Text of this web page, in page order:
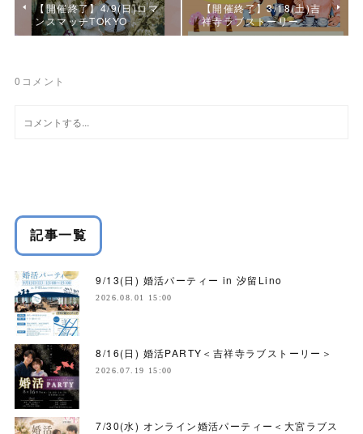
【開催終了】4/9(日)ロマ
ンスマッチTOKYO
【開催終了】3/18(土)吉
祥寺ラブストーリー
0 コメント
記事一覧
9/13(日) 婚活パーティー in 汐留Lino
2026.08.01 15:00
8/16(日) 婚活PARTY＜吉祥寺ラブストーリー＞
2026.07.19 15:00
7/30(水) オンライン婚活パーティー＜大宮ラブス